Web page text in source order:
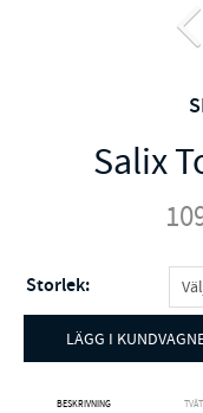
Salix
Storlek:
LÄGG I
BESKRIVNING